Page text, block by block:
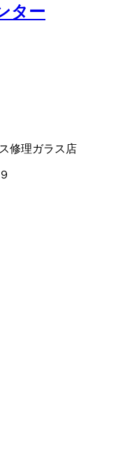
ター
修理ガラス店